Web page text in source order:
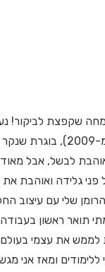
שקפצת לביקור!
בר, מעצבת פנים (מ-2009),
לא אוהבת לבשל, אבל
פני גלידה ואוהבת
שלי עם עיצוב
תואר ראשון בעבודה
לממש את עצמי בעולם
ללימודים ומאז אני